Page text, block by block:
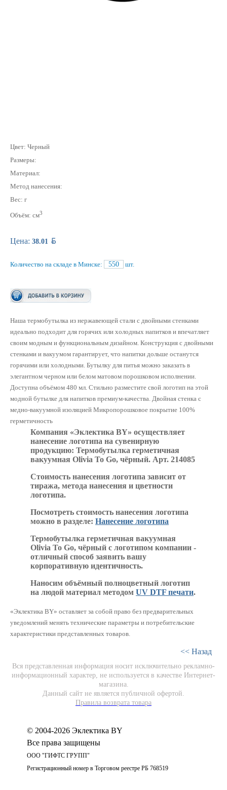
Цвет: Черный
Размеры:
Материал:
Метод нанесения:
Вес: г
Объём: см3
Цена: 38.01 BYN
Количество на складе в Минске: 550 шт.
Наша термобутылка из нержавеющей стали с двойными стенками
идеально подходит для горячих или холодных напитков и впечатляет
своим модным и функциональным дизайном. Конструкция с двойными
стенками и вакуумом гарантирует, что напитки дольше останутся
горячими или холодными. Бутылку для питья можно заказать в
элегантном черном или белом матовом порошковом исполнении.
Доступна объёмом 480 мл. Стильно разместите свой логотип на этой
модной бутылке для напитков премиум-качества. Двойная стенка с
медно-вакуумной изоляцией Микропорошковое покрытие 100%
герметичность
Компания «Эклектика BY» осуществляет
нанесение логотипа на сувенирную
продукцию: Термобутылка герметичная
вакуумная Olivia To Go, чёрный. Арт. 214085
Стоимость нанесения логотипа зависит от
тиража, метода нанесения и цветности
логотипа.
Посмотреть стоимость нанесения логотипа
можно в разделе:Нанесение логотипа
Термобутылка герметичная вакуумная
Olivia To Go, чёрный с логотипом компании -
отличный способ заявить вашу
корпоративную идентичность.
Наносим объёмный полноцветный логотип
на людой материал методомUV DTF печати.
«Эклектика BY» оставляет за собой право без предварительных
уведомлений менять технические параметры и потребительские
характеристики представленных товаров.
<< Назад
Вся представленная информация носит исключительно рекламно-
информационный характер, не используется в качестве Интернет-
магазина.
Данный сайт не является публичной офертой.
Правила возврата товара
© 2004-2026 Эклектика BY
Все права защищены
ООО "ГИФТС ГРУПП"
Регистрационный номер в Торговом реестре РБ 768519